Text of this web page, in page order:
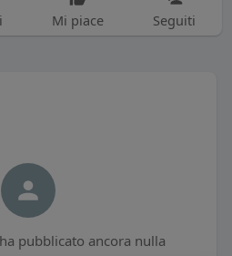
Mi piace Seguiti
pubblicato ancora nulla